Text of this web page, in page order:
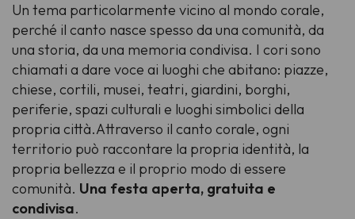
Un tema particolarmente vicino al mondo corale,
perché il canto nasce spesso da una comunità, da
una storia, da una memoria condivisa. I cori sono
chiamati a dare voce ai luoghi che abitano: piazze,
chiese, cortili, musei, teatri, giardini, borghi,
periferie, spazi culturali e luoghi simbolici della
propria città.Attraverso il canto corale, ogni
territorio può raccontare la propria identità, la
propria bellezza e il proprio modo di essere
comunità. Una festa aperta, gratuita e
condivisa.